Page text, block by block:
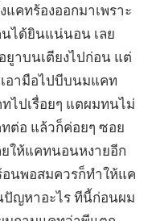
คทร้องออกมาเพราะ
ได้ยินแน่นอน เลย
าบนเตียงไปก่อน แต่
อามือไปบีบนมแคท
ไปเรื่อยๆ แตผมทนไม่
ต่อ แล้วก็ค่อยๆ ซอย
ให้แคทนอนหงายอีก
นพอสมควรก็ทำให้แค
ปัญหาอะไร ทีนี้ก่อนผม